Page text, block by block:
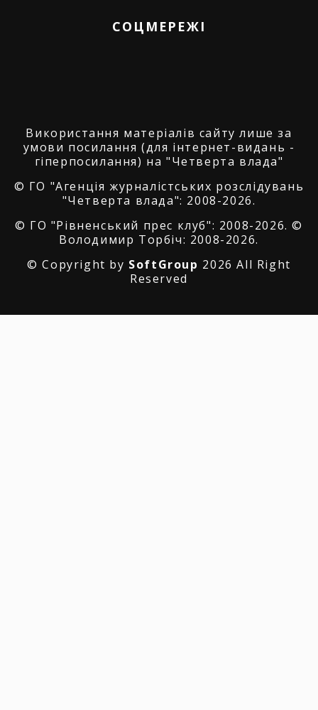
СОЦМЕРЕЖІ
Використання матеріалів сайту лише за
умови посилання (для інтернет-видань -
гіперпосилання) на "Четверта влада"
© ГО "Агенція журналістських розслідувань
"Четверта влада": 2008-2026.
© ГО "Рівненський прес клуб": 2008-2026. ©
Володимир Торбіч: 2008-2026.
© Copyright by SoftGroup 2026 All Right
Reserved